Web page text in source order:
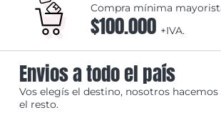
Compra mínima
$100.000 +IVA.
Envios a todo el país
Vos elegís el destino, nosotros hacemos
el resto.